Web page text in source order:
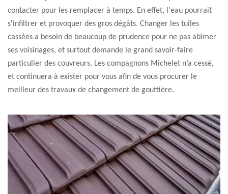
contacter pour les remplacer à temps. En effet, l'eau pourrait
s'infiltrer et provoquer des gros dégâts. Changer les tuiles
cassées a besoin de beaucoup de prudence pour ne pas abîmer
ses voisinages, et surtout demande le grand savoir-faire
particulier des couvreurs. Les compagnons Michelet n’a cessé,
et continuera à exister pour vous afin de vous procurer le
meilleur des travaux de changement de gouttière.